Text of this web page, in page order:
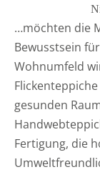
…möchten die
Bewusstsein
Wohnumfeld
gesunden
Fertigung, die